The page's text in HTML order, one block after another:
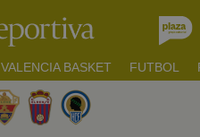
VALENCIA BASKET FUTBOL